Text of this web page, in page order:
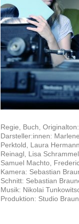
Regie, Buch, Originalton:
Darsteller:innen:
Perktold, Laura
Reinagl, Lisa
Samuel Machto,
Kamera: Sebastian
Schnitt: Sebastian
Musik: Nikolai
Produktion: Studio